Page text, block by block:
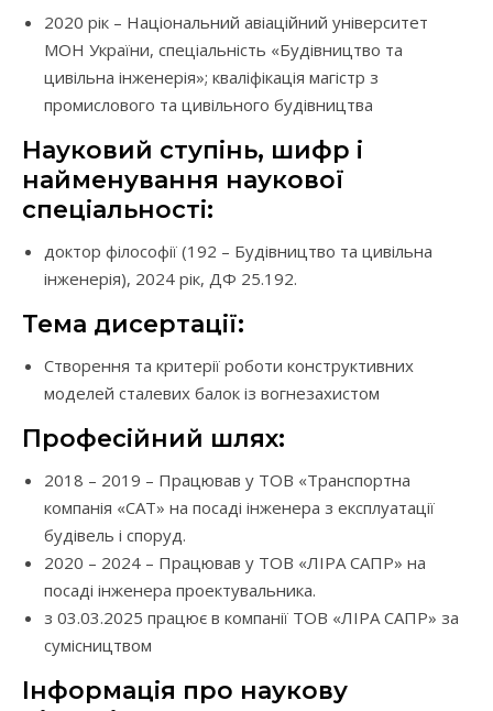
2020 рік – Національний авіаційний університет
МОН України, спеціальність «Будівництво та
цивільна інженерія»; кваліфікація магістр з
промислового та цивільного будівництва
Науковий ступінь, шифр і
найменування наукової
спеціальності:
доктор філософії (192 – Будівництво та цивільна
інженерія), 2024 рік, ДФ 25.192.
Тема дисертації:
Створення та критерії роботи конструктивних
моделей сталевих балок із вогнезахистом
Професійний шлях:
2018 – 2019 – Працював у ТОВ «Транспортна
компанія «САТ» на посаді інженера з експлуатації
будівель і споруд.
2020 – 2024 – Працював у ТОВ «ЛІРА САПР» на
посаді інженера проектувальника.
з 03.03.2025 працює в компанії ТОВ «ЛІРА САПР» за
сумісництвом
Інформація про наукову